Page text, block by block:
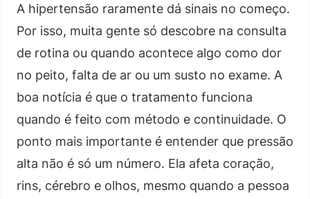
A hipertensão raramente dá sinais no começo.
Por isso, muita gente só descobre na consulta
de rotina ou quando acontece algo como dor
no peito, falta de ar ou um susto no exame. A
boa notícia é que o tratamento funciona
quando é feito com método e continuidade. O
ponto mais importante é entender que pressão
alta não é só um número. Ela afeta coração,
rins, cérebro e olhos, mesmo quando a pessoa